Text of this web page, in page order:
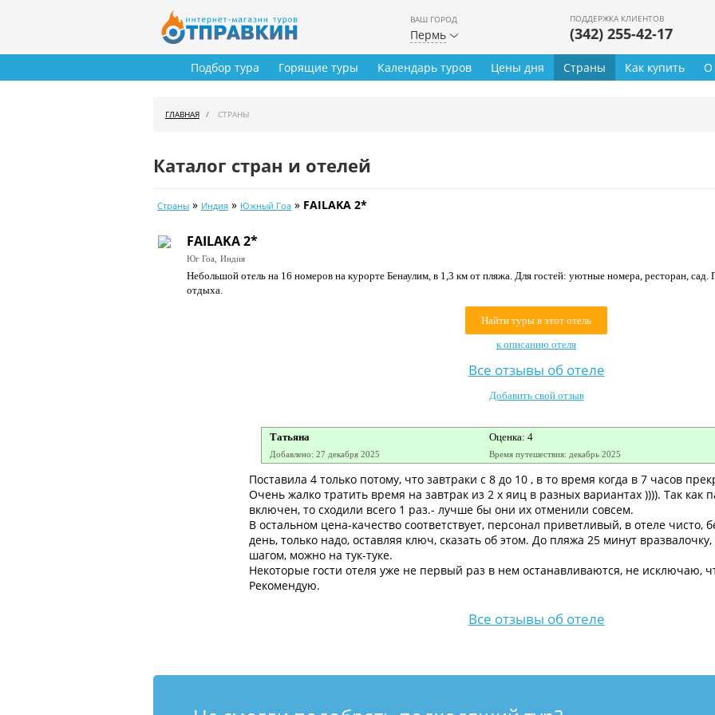
ВАШ ГОРОД
Пермь
ПОДДЕРЖКА КЛИЕНТОВ
(342) 255-42-17
Подбор тура Горящие туры Календарь туров Цены дня Страны Как купить О
ГЛАВНАЯ СТРАНЫ
Каталог стран и отелей
Страны » Индия » Южный Гоа » FAILAKA 2*
FAILAKA 2*
Юг Гоа, Индия
Небольшой отель на 16 номеров на курорте Бенаулим, в 1,3 км от пляжа. Для гостей: уютные номера, ресторан, сад.
отдыха.
Найти туры в этот отель
к описанию отеля
Все отзывы об отеле
Добавить свой отзыв
Татьяна Оценка: 4
Добавлено: 27 декабря 2025 Время путешествия: декабрь 2025
Поставила 4 только потому, что завтраки с 8 до 10 , в то время когда в 7 часов
Очень жалко тратить время на завтрак из 2 х яиц в разных вариантах )))). Так как
включен, то сходили всего 1 раз.- лучше бы они их отменили совсем.
В остальном цена-качество соответствует, персонал приветливый, в отеле чисто,
день, только надо, оставляя ключ, сказать об этом. До пляжа 25 минут
шагом, можно на тук-туке.
Некоторые гости отеля уже не первый раз в нем останавливаются, не исключаю,
Рекомендую.
Все отзывы об отеле